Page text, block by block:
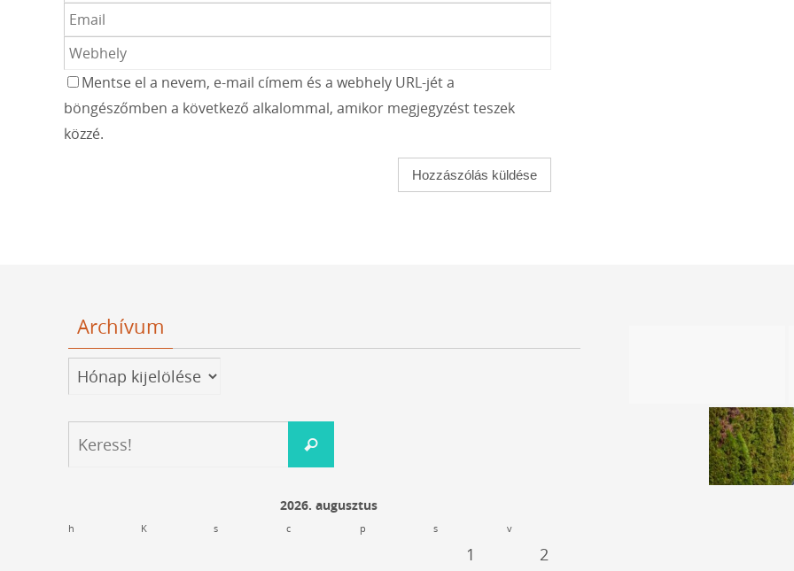
Mentse el a nevem, e-mail címem és a webhely URL-jét a
böngészőmben a következő alkalommal, amikor megjegyzést teszek
közzé.
Archívum
Archívum
Keress!
2026. augusztus
h K s c p s v
1 2